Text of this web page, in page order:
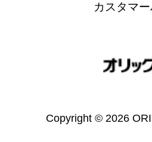
カスタマ
Copyright © 2026